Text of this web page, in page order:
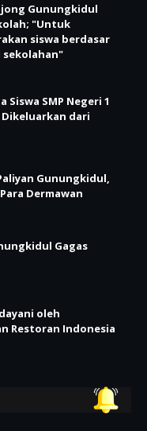
Gunungkidul
"Untuk
siswa berdasar
Siswa SMP Negeri 1
dari
Gunungkidul,
Dermawan
Gagas
oleh
Restoran Indonesia